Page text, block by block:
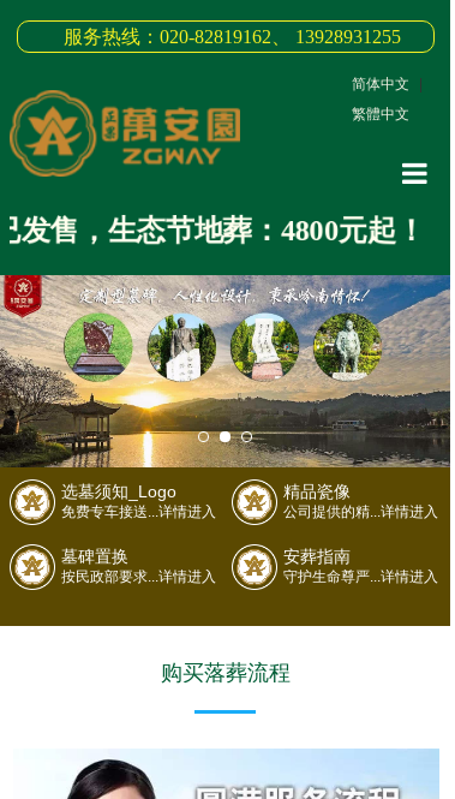
3D
新闻
墓
缅怀
联系
服务热线：020-82819162、 13928931255
简体中文
繁體中文
售，生态节地葬：4800元起！
选墓须知_Logo
免费专车接送...详情进入
精品瓷像
公司提供的精...详情进入
墓碑置换
按民政部要求...详情进入
安葬指南
守护生命尊严...详情进入
购买落葬流程